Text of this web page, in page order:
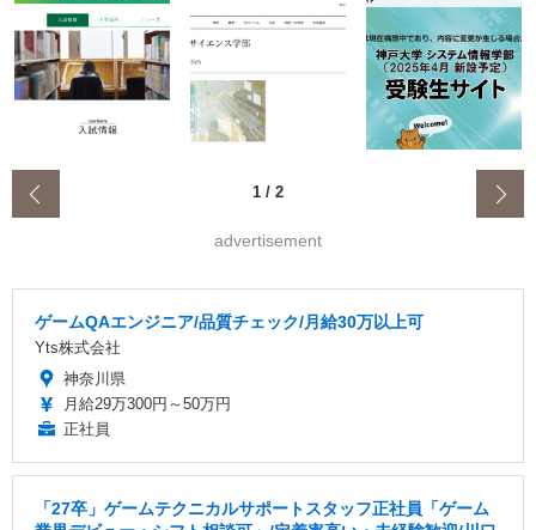
1 / 2
advertisement
ゲームQAエンジニア/品質チェック/月給30万以上可
Yts株式会社
神奈川県
月給29万300円～50万円
正社員
「27卒」ゲームテクニカルサポートスタッフ正社員「ゲーム